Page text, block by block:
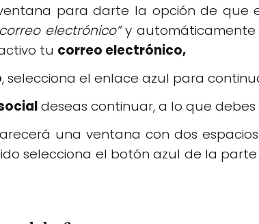
para darte la opción de que
electrónico”y automáticamente
tu correo electrónico,
, selecciona el enlace azul para
deseas continuar, a lo que debes
una ventana con dos
selecciona el botón azul de la